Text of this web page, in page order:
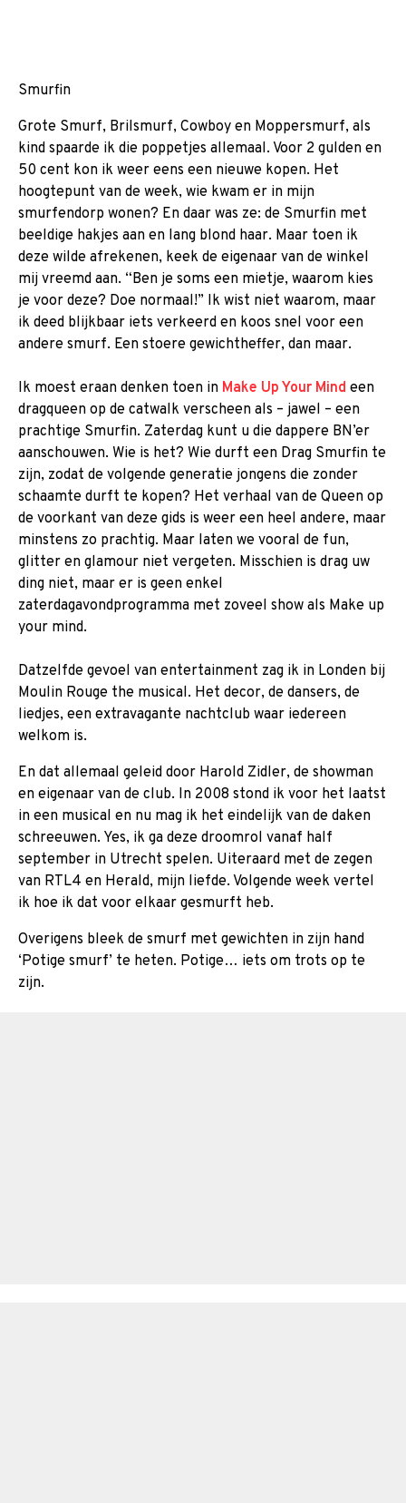
Smurfin
Grote Smurf, Brilsmurf, Cowboy en Moppersmurf, als
kind spaarde ik die poppetjes allemaal. Voor 2 gulden en
50 cent kon ik weer eens een nieuwe kopen. Het
hoogtepunt van de week, wie kwam er in mijn
smurfendorp wonen? En daar was ze: de Smurfin met
beeldige hakjes aan en lang blond haar. Maar toen ik
deze wilde afrekenen, keek de eigenaar van de winkel
mij vreemd aan. “Ben je soms een mietje, waarom kies
je voor deze? Doe normaal!” Ik wist niet waarom, maar
ik deed blijkbaar iets verkeerd en koos snel voor een
andere smurf. Een stoere gewichtheffer, dan maar.
Ik moest eraan denken toen in Make Up Your Mind een
dragqueen op de catwalk verscheen als – jawel – een
prachtige Smurfin. Zaterdag kunt u die dappere BN’er
aanschouwen. Wie is het? Wie durft een Drag Smurfin te
zijn, zodat de volgende generatie jongens die zonder
schaamte durft te kopen? Het verhaal van de Queen op
de voorkant van deze gids is weer een heel andere, maar
minstens zo prachtig. Maar laten we vooral de fun,
glitter en glamour niet vergeten. Misschien is drag uw
ding niet, maar er is geen enkel
zaterdagavondprogramma met zoveel show als Make up
your mind.
Datzelfde gevoel van entertainment zag ik in Londen bij
Moulin Rouge the musical. Het decor, de dansers, de
liedjes, een extravagante nachtclub waar iedereen
welkom is.
En dat allemaal geleid door Harold Zidler, de showman
en eigenaar van de club. In 2008 stond ik voor het laatst
in een musical en nu mag ik het eindelijk van de daken
schreeuwen. Yes, ik ga deze droomrol vanaf half
september in Utrecht spelen. Uiteraard met de zegen
van RTL4 en Herald, mijn liefde. Volgende week vertel
ik hoe ik dat voor elkaar gesmurft heb.
Overigens bleek de smurf met gewichten in zijn hand
‘Potige smurf’ te heten. Potige… iets om trots op te
zijn.